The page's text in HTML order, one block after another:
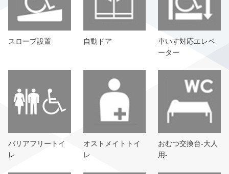
スロープ設置 自動ドア
車いす対応エレベ
ーター
バリアフリートイ
レ
オストメイトトイ
レ
おむつ交換台-大人
用-